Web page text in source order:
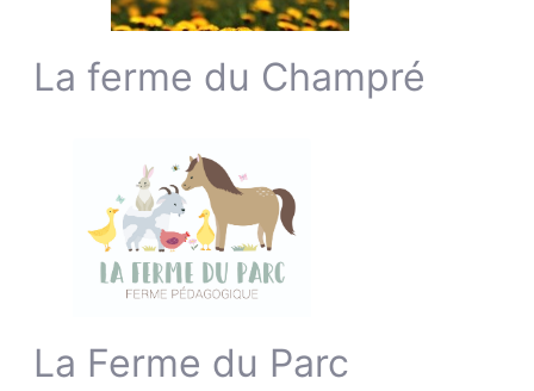
La ferme du Champré
La Ferme du Parc